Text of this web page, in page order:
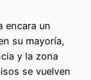
encara un
su mayoría,
y la zona
se vuelven